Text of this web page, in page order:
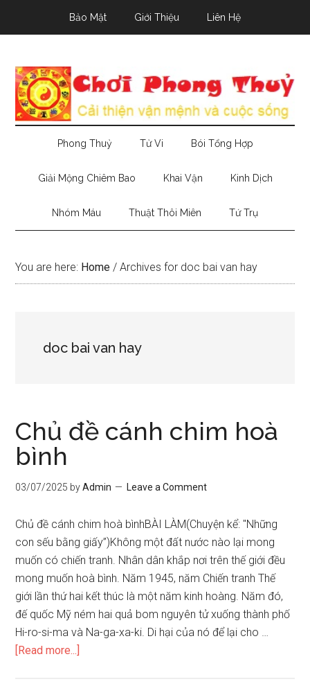
Bảo Mật Giới Thiệu Liên Hệ
Phong Thuỷ Tử Vi Bói Tổng Hợp
Giải Mộng Chiêm Bao Khai Vận Kinh Dịch
Nhóm Máu Thuật Thôi Miên Tứ Trụ
You are here: Home / Archives for doc bai van hay
doc bai van hay
Chủ đề cánh chim hoà
bình
03/07/2025 byAdmin Leave a Comment
Chủ đề cánh chim hoà bìnhBÀI LÀM(Chuyện kể: "Những
con sếu bằng giấy”)Không một đất nước nào lại mong
muốn có chiến tranh. Nhân dân khắp nơi trên thế giới đều
mong muốn hoà bình. Năm 1945, năm Chiến tranh Thế
giới lần thứ hai kết thúc là một năm kinh hoàng. Năm đó,
đế quốc Mỹ ném hai quả bom nguyên tử xuống thành phố
Hi-ro-si-ma và Na-ga-xa-ki. Di hại của nó để lại cho …
[Read more...]